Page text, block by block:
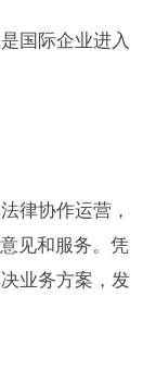
国际企业进入
律协作运营，
见和服务。凭
业务方案，发